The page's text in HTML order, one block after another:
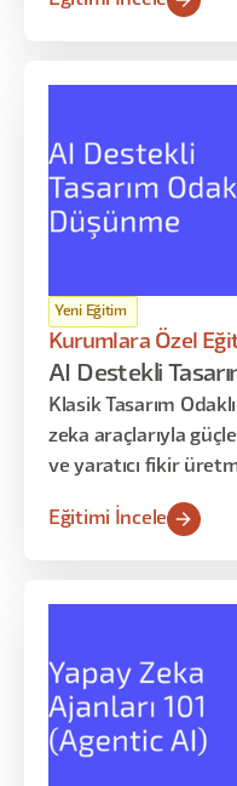
Yeni Eğitim
Kurumlara Özel
AI Destekli
Klasik Tasarım
zeka araçlarıyla
ve yaratıcı fikir
Eğitimi İncele